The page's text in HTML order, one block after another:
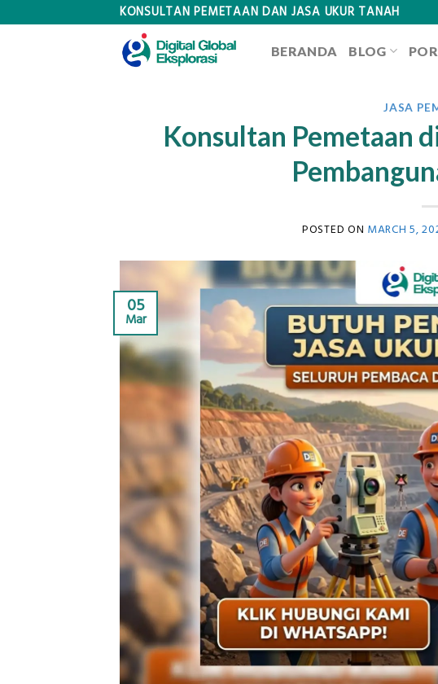
KONSULTAN PEMETAAN DAN JASA UKUR TANAH
BERANDA BLOG
JASA
Konsultan Pemetaan
POSTED ON MARCH 5,
05
Mar